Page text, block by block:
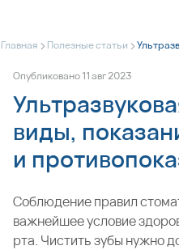
Главная > Полезные статьи >
Опубликовано11авг2023
виды,
и
Соблюдение правил
важнейшее условие
рта. Чистить зубы нужно